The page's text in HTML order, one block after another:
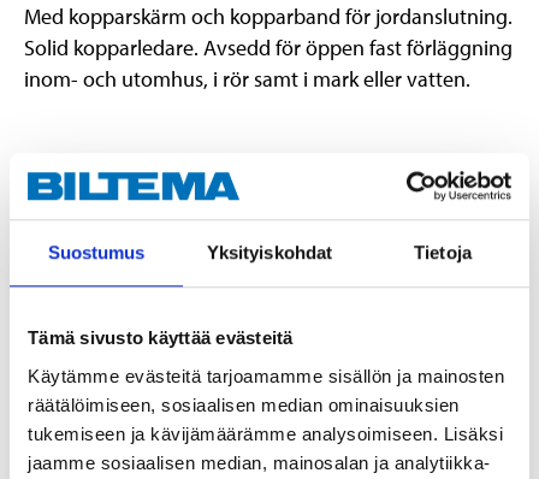
Suostumus Yksityiskohdat Tietoja
Tämä sivusto käyttää evästeitä
Käytämme evästeitä tarjoamamme sisällön ja mainosten
räätälöimiseen, sosiaalisen median ominaisuuksien
tukemiseen ja kävijämäärämme analysoimiseen. Lisäksi
jaamme sosiaalisen median, mainosalan ja analytiikka-
Med kopparskärm och kopparband för jordanslutning.
Solid kopparledare. Avsedd för öppen fast förläggning
inom- och utomhus, i rör samt i mark eller vatten.
Teknisk specifikation
Kabeltyp
EKKJ
Kabelarea
3 x 2,5 + 2,5 mm²
Utvändig diameter
13 mm
Kabellängd
10 m